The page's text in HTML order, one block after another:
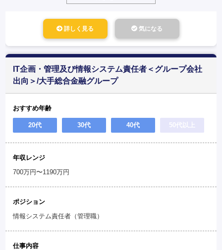
詳しく見る 気になる
IT企画・管理及び情報システム責任者＜グループ会社
出向＞/大手総合金融グループ
おすすめ年齢
20代 30代 40代 50代以上
年収レンジ
700万円〜1190万円
ポジション
情報システム責任者（管理職）
仕事内容